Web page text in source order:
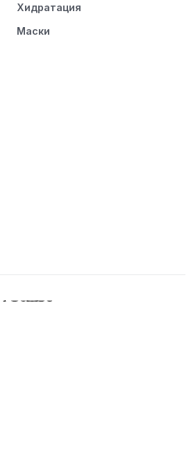
Хидратация
Маски